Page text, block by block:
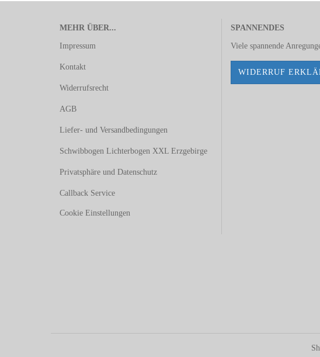
MEHR ÜBER...
Impressum
Kontakt
Widerrufsrecht
AGB
Liefer- und Versandbedingungen
Schwibbogen Lichterbogen XXL Erzgebirge
Privatsphäre und Datenschutz
Callback Service
Cookie Einstellungen
SPANNENDES
Viele spannende
WIDERRUF